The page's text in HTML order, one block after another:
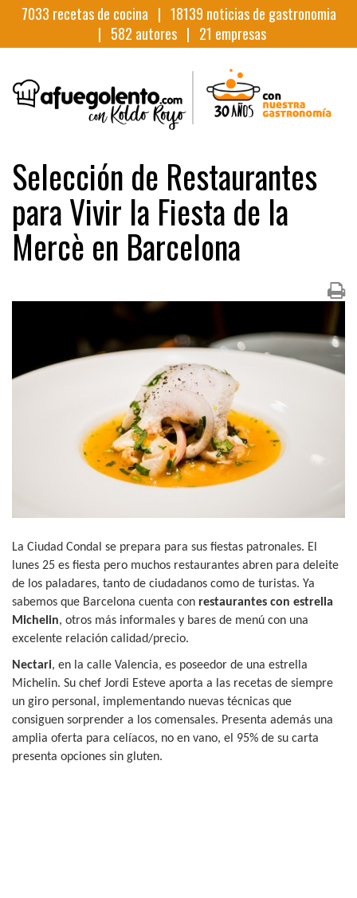
7033 recetas de cocina | 18139 noticias de gastronomia
| 582 autores | 21 empresas
Selección de Restaurantes
para Vivir la Fiesta de la
Mercè en Barcelona
La Ciudad Condal se prepara para sus fiestas patronales. El
lunes 25 es fiesta pero muchos restaurantes abren para deleite
de los paladares, tanto de ciudadanos como de turistas. Ya
sabemos que Barcelona cuenta con restaurantes con estrella
Michelin, otros más informales y bares de menú con una
excelente relación calidad/precio.
Nectari, en la calle Valencia, es poseedor de una estrella
Michelin. Su chef Jordi Esteve aporta a las recetas de siempre
un giro personal, implementando nuevas técnicas que
consiguen sorprender a los comensales. Presenta además una
amplia oferta para celíacos, no en vano, el 95% de su carta
presenta opciones sin gluten.